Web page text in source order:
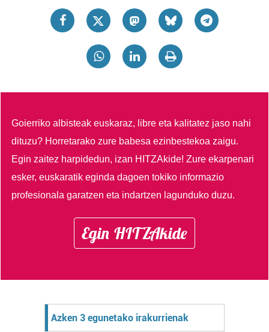
Goierriko albisteak euskaraz, libre eta kalitatez jaso nahi
dituzu? Horretarako zure babesa ezinbestekoa zaigu.
Egin zaitez harpidedun, izan HITZAkide!Zure ekarpenari
esker, euskaratik eginda dagoen tokiko informazio
profesionala garatzen eta indartzen lagunduko duzu.
Egin HITZAkide
Azken 3 egunetako irakurrienak